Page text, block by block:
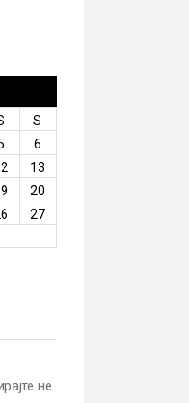
S
6
13
20
27
не